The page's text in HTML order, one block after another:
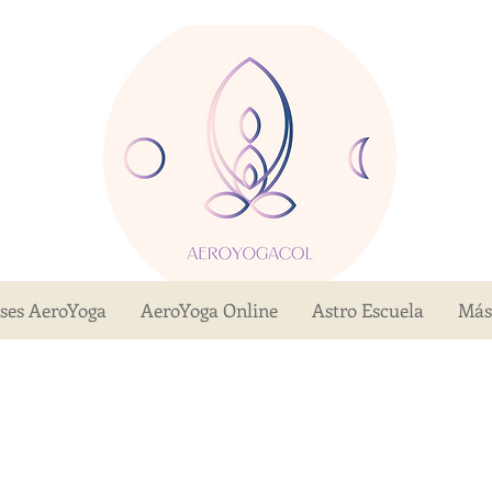
AeroYoga AeroYoga Online Astro Escuela Más